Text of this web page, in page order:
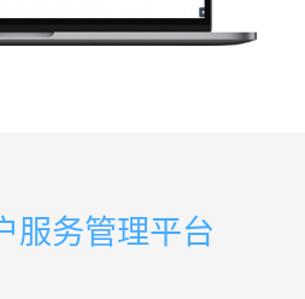
服务管理平台